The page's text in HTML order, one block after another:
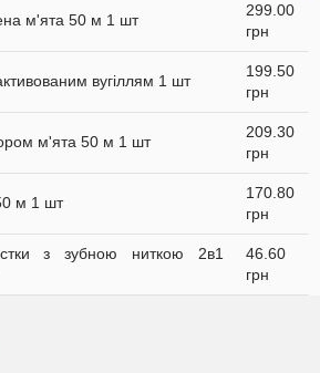
м'ята 50 м 1 шт
299.00
грн
вугіллям 1 шт
199.50
грн
м'ята 50 м 1 шт
209.30
грн
м 1 шт
170.80
грн
з зубною ниткою 2в1
46.60
грн